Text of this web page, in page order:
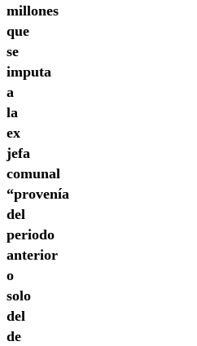
millones
que
se
imputa
a
la
ex
jefa
comunal
“provenía
del
periodo
anterior
o
solo
del
de